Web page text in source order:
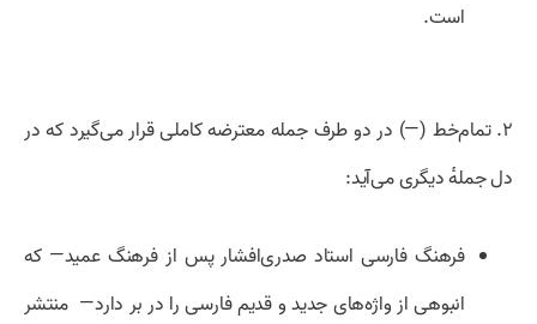
است.
۲. تمام‌خط (—) در دو طرف جمله معترضه‌ کاملی قرار می‌گیرد که در
دل جملهٔ دیگری می‌آید:
فرهنگ فارسی استاد صدری‌افشار پس از فرهنگ عمید— که
انبوهی از واژه‌های جدید و قدیم فارسی را در بر دارد— منتشر